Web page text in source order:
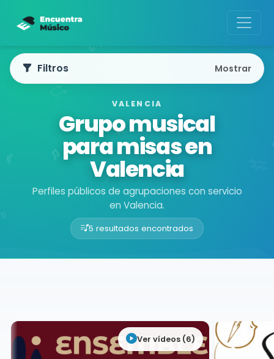
VALENCIA
Grupo musical
para misas en
Valencia
Perfiles públicos de agrupaciones con servicio
en Valencia.
5 resultados encontrados
Buscador de músicos
Filtros Mostrar
Ver vídeos (6)